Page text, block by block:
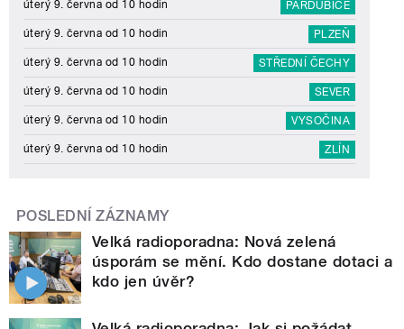
úterý 9. června od 10 hodin PARDUBICE
úterý 9. června od 10 hodin PLZEŇ
úterý 9. června od 10 hodin STŘEDNÍ ČECHY
úterý 9. června od 10 hodin SEVER
úterý 9. června od 10 hodin VYSOČINA
úterý 9. června od 10 hodin ZLÍN
POSLEDNÍ ZÁZNAMY
Velká radioporadna: Nová zelená
úsporám se mění. Kdo dostane dotaci a
kdo jen úvěr?